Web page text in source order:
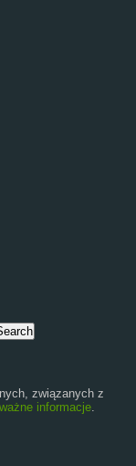
związanych z
ważne informacje.